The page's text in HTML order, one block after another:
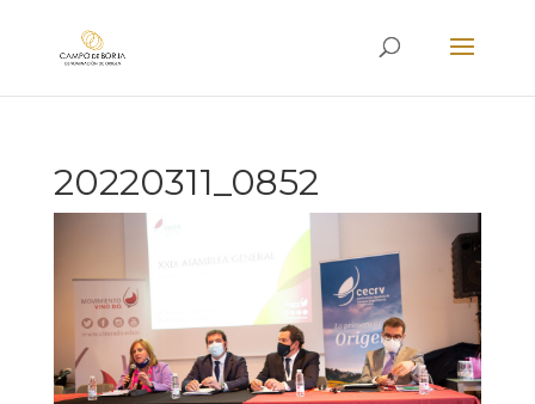
20220311_0852